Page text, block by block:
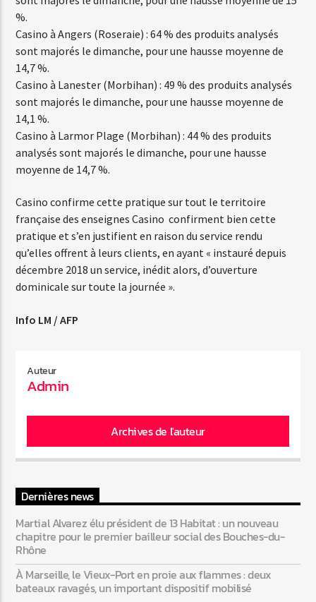
%.
Casino à Angers (Roseraie) : 64 % des produits analysés
sont majorés le dimanche, pour une hausse moyenne de
14,7 %.
Casino à Lanester (Morbihan) : 49 % des produits analysés
sont majorés le dimanche, pour une hausse moyenne de
14,1 %.
Casino à Larmor Plage (Morbihan) : 44 % des produits
analysés sont majorés le dimanche, pour une hausse
moyenne de 14,7 %.
Casino confirme cette pratique sur tout le territoire
française des enseignes Casino confirment bien cette
pratique et s’en justifient en raison du service rendu
qu’elles offrent à leurs clients, en ayant « instauré depuis
décembre 2018 un service, inédit alors, d’ouverture
dominicale sur toute la journée ».
Info LM / AFP
Auteur
Admin
Archives de l'auteur
Dernières news
Martial Alvarez élu président de 13 Habitat : un nouveau
chapitre pour le premier bailleur social des Bouches-du-
Rhône
À Marseille, le Vieux-Port en proie aux flammes : deux
bateaux ravagés, un important dispositif mobilisé